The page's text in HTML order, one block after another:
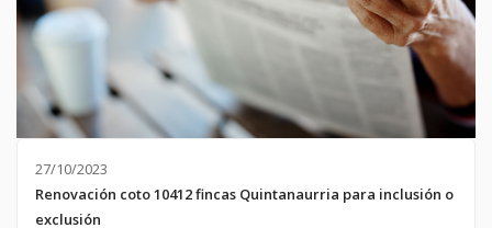
27/10/2023
Renovación coto 10412 fincas Quintanaurria para inclusión o
exclusión